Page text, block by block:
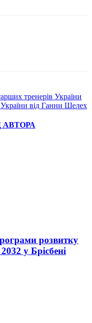
тренерів України
від Ганни Шелех
АВТОРА
розвитку
у Брісбені